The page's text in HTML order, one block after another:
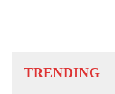
TRENDING